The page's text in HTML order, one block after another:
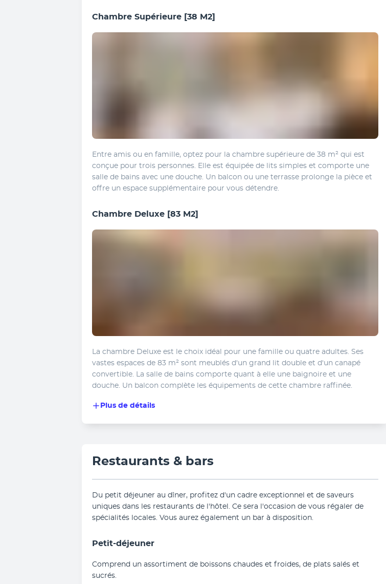
Chambre Supérieure [38 M2]
Entre amis ou en famille, optez pour la chambre supérieure de 38 m² qui est
conçue pour trois personnes. Elle est équipée de lits simples et comporte une
salle de bains avec une douche. Un balcon ou une terrasse prolonge la pièce et
offre un espace supplémentaire pour vous détendre.
Chambre Deluxe [83 M2]
La chambre Deluxe est le choix idéal pour une famille ou quatre adultes. Ses
vastes espaces de 83 m² sont meublés d'un grand lit double et d'un canapé
convertible. La salle de bains comporte quant à elle une baignoire et une
douche. Un balcon complète les équipements de cette chambre raffinée.
Plus de détails
Restaurants & bars
Du petit déjeuner au dîner, profitez d'un cadre exceptionnel et de saveurs
uniques dans les restaurants de l'hôtel. Ce sera l'occasion de vous régaler de
spécialités locales. Vous aurez également un bar à disposition.
Petit-déjeuner
Comprend un assortiment de boissons chaudes et froides, de plats salés et
sucrés.